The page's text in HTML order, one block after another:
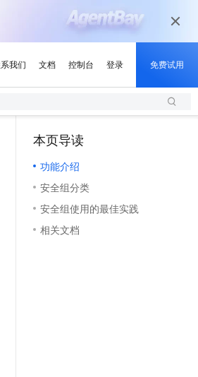
本页导读
功能介绍
安全组分类
安全组使用的最佳实践
相关文档